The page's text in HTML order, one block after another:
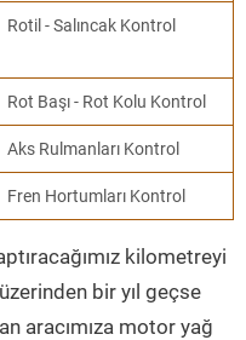
Rotil - Salıncak Kontrol
Rot Başı - Rot Kolu Kontrol
Aks Rulmanları Kontrol
Fren Hortumları Kontrol
kilometreyi
bir yıl geçse
aracımıza motor yağ